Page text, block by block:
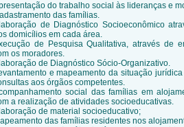
do trabalho social às lideranças e
das famílias.
de Diagnóstico Socioeconômico
domicílios em cada área.
de Pesquisa Qualitativa, através de
os moradores.
de Diagnóstico Sócio-Organizativo.
e mapeamento da situação
aos órgãos competentes.
social das famílias em
a realização de atividades socioeducativas.
de material socioeducativo;
das famílias residentes nos